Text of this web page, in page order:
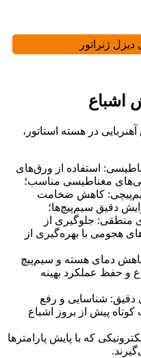
ژنراتور
اشباع
در هسته استاتور،
استفاده از ورق‌های
مغناطیسی مناسب؛
کاهش ضخامت
دقیق سیم‌پیچ‌ها؛
منطقی: جلوگیری از
هجومی با بهره‌گیری از
دمای هسته و سیم‌پیچ
و حفظ عملکرد بهینه
دقیق: شناسایی و رفع
کوتاه پیش از بروز اشباع
که با پایش پارامترها